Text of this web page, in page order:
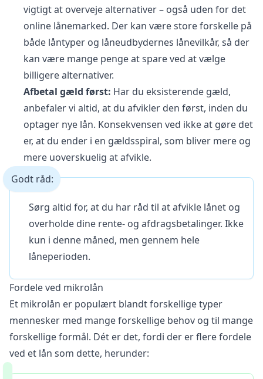
vigtigt at overveje alternativer – også uden for det
online lånemarked. Der kan være store forskelle på
både låntyper og låneudbydernes lånevilkår, så der
kan være mange penge at spare ved at vælge
billigere alternativer.
Afbetal gæld først: Har du eksisterende gæld,
anbefaler vi altid, at du afvikler den først, inden du
optager nye lån. Konsekvensen ved ikke at gøre det
er, at du ender i en gældsspiral, som bliver mere og
mere uoverskuelig at afvikle.
Godt råd:
Sørg altid for, at du har råd til at afvikle lånet og
overholde dine rente- og afdragsbetalinger. Ikke
kun i denne måned, men gennem hele
låneperioden.
Fordele ved mikrolån
Et mikrolån er populært blandt forskellige typer
mennesker med mange forskellige behov og til mange
forskellige formål. Dét er det, fordi der er flere fordele
ved et lån som dette, herunder: